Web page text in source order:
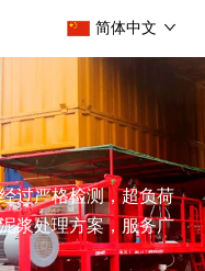
简体中文
过严格检测，超负荷
浆处理方案，服务广